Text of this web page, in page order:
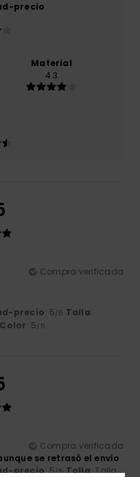
precio
Material
4.3
Compra verificada
precio: 5/5 Talla:
Color: 5/5
Compra verificada
se retrasó el envío
precio: 5/5 Talla: Talla